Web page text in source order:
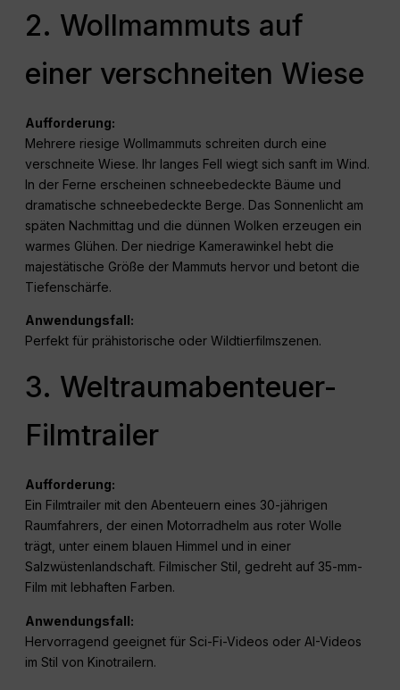
2. Wollmammuts auf
einer verschneiten Wiese
Aufforderung:
Mehrere riesige Wollmammuts schreiten durch eine
verschneite Wiese. Ihr langes Fell wiegt sich sanft im Wind.
In der Ferne erscheinen schneebedeckte Bäume und
dramatische schneebedeckte Berge. Das Sonnenlicht am
späten Nachmittag und die dünnen Wolken erzeugen ein
warmes Glühen. Der niedrige Kamerawinkel hebt die
majestätische Größe der Mammuts hervor und betont die
Tiefenschärfe.
Anwendungsfall:
Perfekt für prähistorische oder Wildtierfilmszenen.
3. Weltraumabenteuer-
Filmtrailer
Aufforderung:
Ein Filmtrailer mit den Abenteuern eines 30-jährigen
Raumfahrers, der einen Motorradhelm aus roter Wolle
trägt, unter einem blauen Himmel und in einer
Salzwüstenlandschaft. Filmischer Stil, gedreht auf 35-mm-
Film mit lebhaften Farben.
Anwendungsfall:
Hervorragend geeignet für Sci-Fi-Videos oder AI-Videos
im Stil von Kinotrailern.